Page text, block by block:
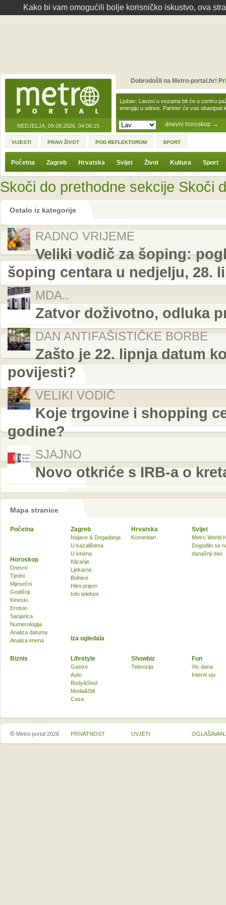
Kako bi vam omogućili bolje korisničko iskustvo, ova
NEDJELJA, 09.08.2026. 04:06:15 dnevni horoskop →
Ljubav: Lavovi u vezama bit će u centru
energiju u odnos. Partner će vas obasipati
Dobrodošli na Metro-portal.hr!
VIJESTI PRAVI ŽIVOT POD REFLEKTOROM SPORT
Početna Zagreb Hrvatska Svijet Život Kultura Sport
Skoči do prethodne sekcije Skoči
Ostalo iz kategorije
RADNO VRIJEME
Veliki vodič za šoping:
šoping centara u nedjelju, 28.
MDA..
Zatvor doživotno, odluka
DAN ANTIFAŠISTIČKE BORBE
Zašto je 22. lipnja datum
povijesti?
VELIKI VODIČ
Koje trgovine i shopping
godine?
SJAJNO
Novo otkriće s IRB-a o
Mapa stranice
Početna Zagreb
Najave & Događanja
U kazalištima
U kinima
Klizanje
Ljekarne
Bolnice
Hitni prijem
Info telefoni
Hrvatska
Komentari
Svijet
Metro World
Dogodilo se
današnji dan
Biznis Lifestyle
Gastro
Auto
Body&Soul
Moda&Stil
Casa
Showbiz
Televizija
Fun
Vic dana
Interni vju
Horoskop
Dnevni
Tjedni
Mjesečni
Godišnji
Kineski
Erotski
Sanjarica
Numerologija
Analiza datuma
Analiza imena
Iza ogledala
© Metro portal 2026 PRIVATNOST UVJETI